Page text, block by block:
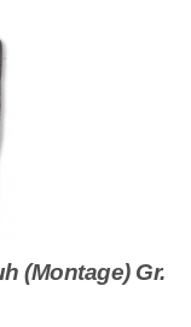
(Montage) Gr.